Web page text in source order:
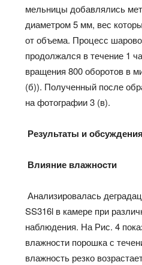
мельницы добавлялись
диаметром 5 мм, вес
от объема. Процесс
продолжался в течение 1
вращения 800 оборотов в
(б)). Полученный после
на фотографии 3 (в).
Результаты и обсуждения
Влияние влажности
Анализировалась
SS316l в камере при
наблюдения. На Рис. 4
влажности порошка с
влажность резко